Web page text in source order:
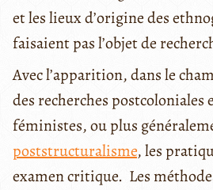
et les lieux d’origine des
faisaient pas l’objet de
Avec l’apparition, dans le
des recherches postcoloniales
féministes, ou plus
poststructuralisme, les
examen critique. Les